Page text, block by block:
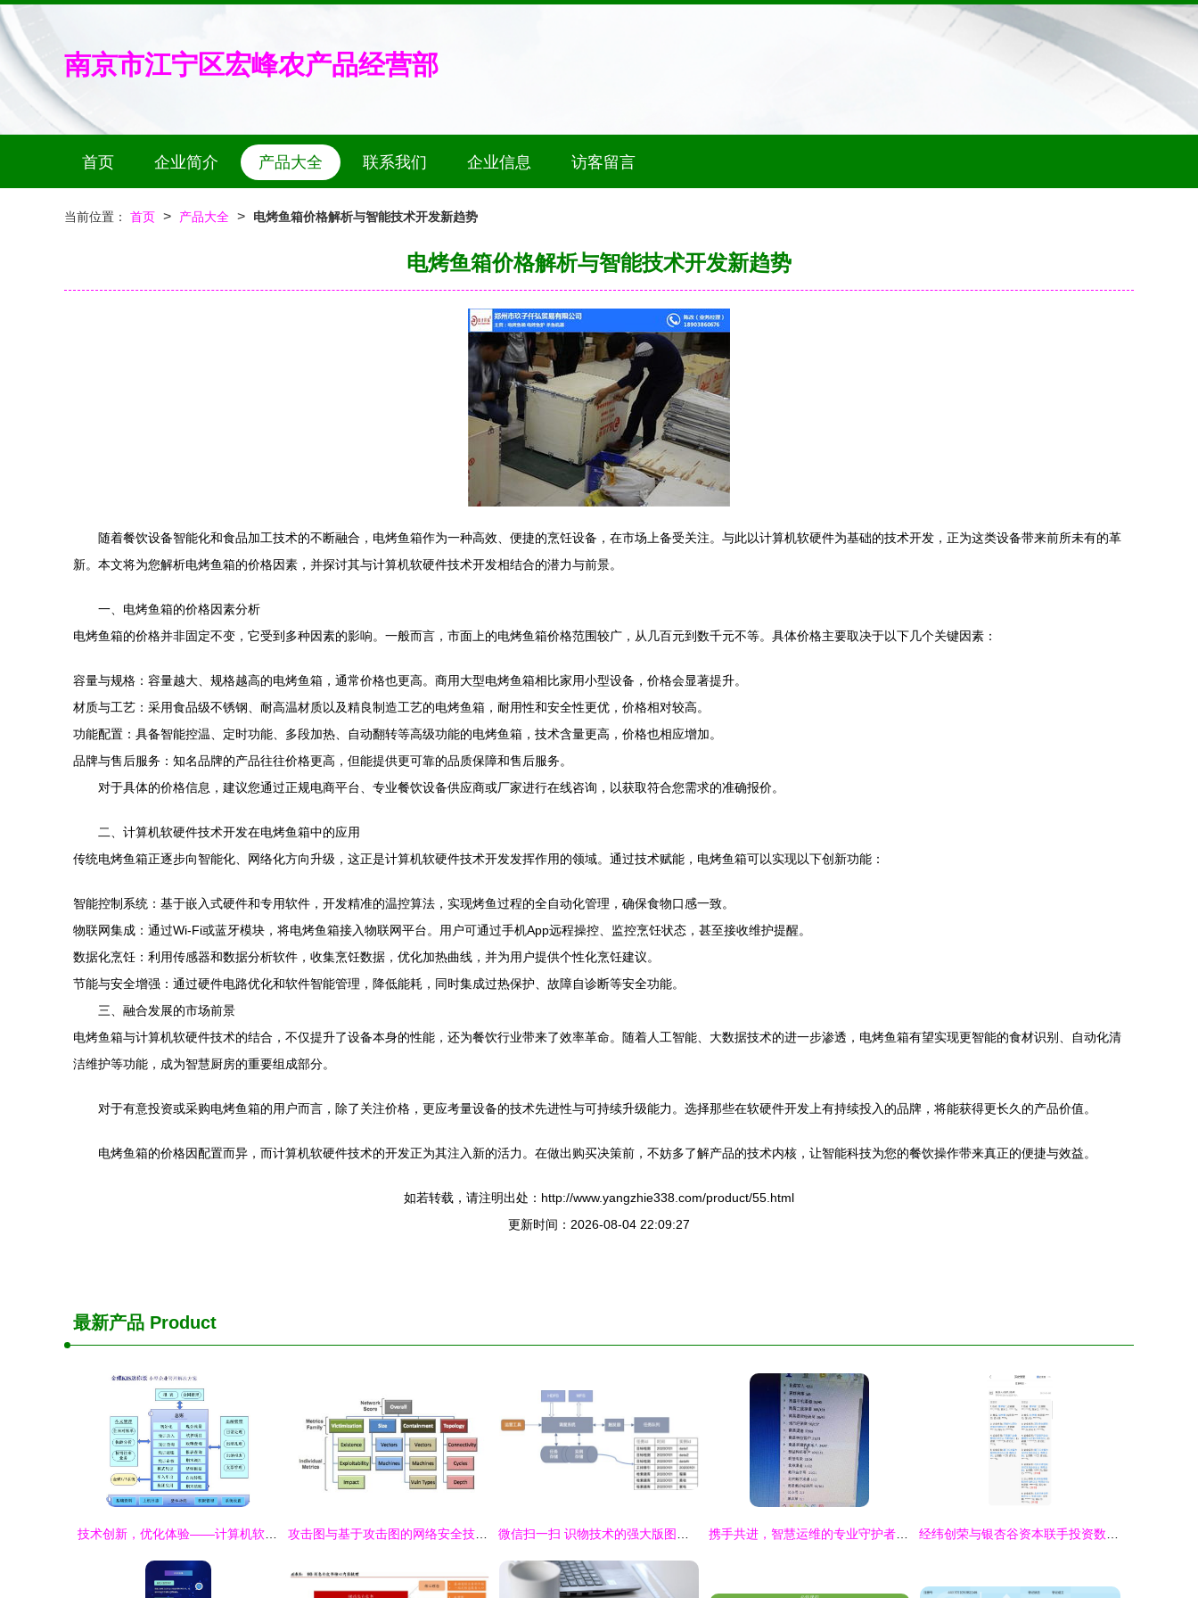
南京市江宁区宏峰农产品经营部
首页 企业简介 产品大全 联系我们 企业信息 访客留言
当前位置： 首页 > 产品大全 > 电烤鱼箱价格解析与智能技术开发新趋势
电烤鱼箱价格解析与智能技术开发新趋势
随着餐饮设备智能化和食品加工技术的不断融合，电烤鱼箱作为一种高效、便捷的烹饪设备，在市场上备受关注。与此以计算机软硬件为基础的技术开发，正为这类设备带来前所未有的革
新。本文将为您解析电烤鱼箱的价格因素，并探讨其与计算机软硬件技术开发相结合的潜力与前景。
一、电烤鱼箱的价格因素分析
电烤鱼箱的价格并非固定不变，它受到多种因素的影响。一般而言，市面上的电烤鱼箱价格范围较广，从几百元到数千元不等。具体价格主要取决于以下几个关键因素：
容量与规格：容量越大、规格越高的电烤鱼箱，通常价格也更高。商用大型电烤鱼箱相比家用小型设备，价格会显著提升。
材质与工艺：采用食品级不锈钢、耐高温材质以及精良制造工艺的电烤鱼箱，耐用性和安全性更优，价格相对较高。
功能配置：具备智能控温、定时功能、多段加热、自动翻转等高级功能的电烤鱼箱，技术含量更高，价格也相应增加。
品牌与售后服务：知名品牌的产品往往价格更高，但能提供更可靠的品质保障和售后服务。
对于具体的价格信息，建议您通过正规电商平台、专业餐饮设备供应商或厂家进行在线咨询，以获取符合您需求的准确报价。
二、计算机软硬件技术开发在电烤鱼箱中的应用
传统电烤鱼箱正逐步向智能化、网络化方向升级，这正是计算机软硬件技术开发发挥作用的领域。通过技术赋能，电烤鱼箱可以实现以下创新功能：
智能控制系统：基于嵌入式硬件和专用软件，开发精准的温控算法，实现烤鱼过程的全自动化管理，确保食物口感一致。
物联网集成：通过Wi-Fi或蓝牙模块，将电烤鱼箱接入物联网平台。用户可通过手机App远程操控、监控烹饪状态，甚至接收维护提醒。
数据化烹饪：利用传感器和数据分析软件，收集烹饪数据，优化加热曲线，并为用户提供个性化烹饪建议。
节能与安全增强：通过硬件电路优化和软件智能管理，降低能耗，同时集成过热保护、故障自诊断等安全功能。
三、融合发展的市场前景
电烤鱼箱与计算机软硬件技术的结合，不仅提升了设备本身的性能，还为餐饮行业带来了效率革命。随着人工智能、大数据技术的进一步渗透，电烤鱼箱有望实现更智能的食材识别、自动化清
洁维护等功能，成为智慧厨房的重要组成部分。
对于有意投资或采购电烤鱼箱的用户而言，除了关注价格，更应考量设备的技术先进性与可持续升级能力。选择那些在软硬件开发上有持续投入的品牌，将能获得更长久的产品价值。
电烤鱼箱的价格因配置而异，而计算机软硬件技术的开发正为其注入新的活力。在做出购买决策前，不妨多了解产品的技术内核，让智能科技为您的餐饮操作带来真正的便捷与效益。
如若转载，请注明出处：http://www.yangzhie338.com/product/55.html
更新时间：2026-08-04 22:09:27
最新产品 Product